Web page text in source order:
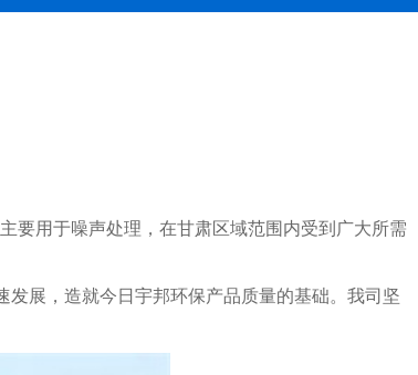
主要用于噪声处理，在甘肃区域范围内受到广大所需
发展，造就今日宇邦环保产品质量的基础。我司坚